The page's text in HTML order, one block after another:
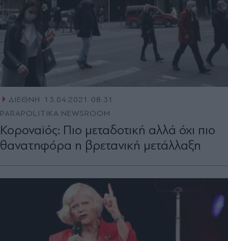
ΔΙΕΘΝΗ
13.04.2021 08:31
PARAPOLITIKA NEWSROOM
Κοροναϊός: Πιο μεταδοτική αλλά όχι πιο
θανατηφόρα η βρετανική μετάλλαξη